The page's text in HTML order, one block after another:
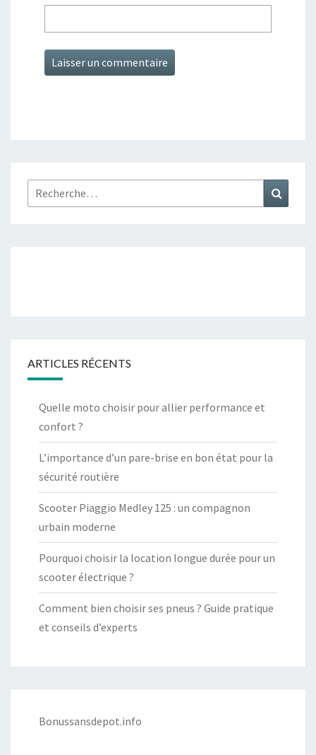
Rechercher :
ARTICLES RÉCENTS
Quelle moto choisir pour allier performance et
confort ?
L’importance d’un pare-brise en bon état pour la
sécurité routière
Scooter Piaggio Medley 125 : un compagnon
urbain moderne
Pourquoi choisir la location longue durée pour un
scooter électrique ?
Comment bien choisir ses pneus ? Guide pratique
et conseils d’experts
Bonussansdepot.info